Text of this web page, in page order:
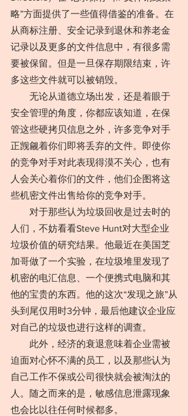
略”方面提供了一些值得借鉴的准备。在
从商标注册、安全记录到退休和养老金
记录以及更多的文件信息中，有很多需
要被保留。但是一旦保存期限结束，许
多这些文件就可以被销毁。
无论从道德立场出发，还是着眼于
安全管理的角度，你都应该知道，在保
管这些硬拷贝信息之外，许多竞争对手
正觊觎着你们即将丢弃的文件。即使你
的竞争对手对此表现得漠不关心，也有
人会关心着你们的文件，他们企图将这
些机密文件出售给你的竞争对手。
对于那些认为垃圾回收是过去时的
人们，不妨看看Steve Hunt对大型企业
垃圾价值的研究结果。他最近在美国芝
加哥做了一个实验，在垃圾堆里发现了
机密的电汇信息、一个便携式电脑和其
他的宝贵的东西。他的这次“发现之旅”从
头到尾仅用时3分钟，最后他建议企业应
对自己的垃圾也进行这样的调查。
此外，经济的衰退意味着企业需被
迫面对心怀不满的员工，以及那些认为
自己工作不保或公司很快就会被淘汰的
人。随之而来的是，敏感信息泄露现象
也会比以往任何时候都多。